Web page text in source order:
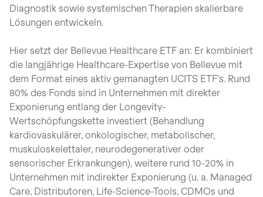
Diagnostik sowie systemischen Therapien skalierbare
Lösungen entwickeln.
Hier setzt der Bellevue Healthcare ETF an: Er kombiniert
die langjährige Healthcare-Expertise von Bellevue mit
dem Format eines aktiv gemanagten UCITS ETF’s. Rund
80% des Fonds sind in Unternehmen mit direkter
Exponierung entlang der Longevity-
Wertschöpfungskette investiert (Behandlung
kardiovaskulärer, onkologischer, metabolischer,
muskuloskelettaler, neurodegenerativer oder
sensorischer Erkrankungen), weitere rund 10-20% in
Unternehmen mit indirekter Exponierung (u. a. Managed
Care, Distributoren, Life-Science-Tools, CDMOs und